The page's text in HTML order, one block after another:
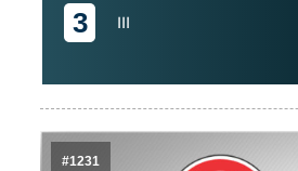
3 III
#1231